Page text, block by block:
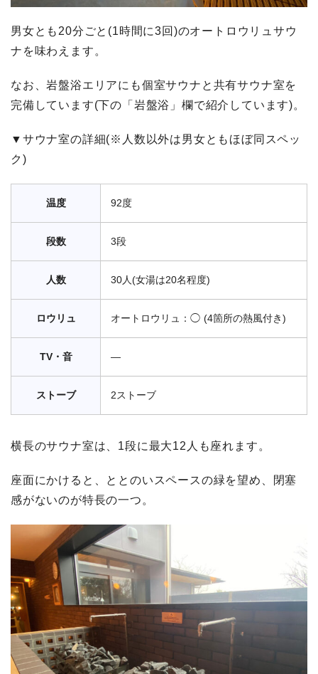
男女とも20分ごと(1時間に3回)のオートロウリュサウ
ナを味わえます。
なお、岩盤浴エリアにも個室サウナと共有サウナ室を
完備しています(下の「岩盤浴」欄で紹介しています)。
▼サウナ室の詳細(※人数以外は男女ともほぼ同スペッ
ク)
温度 92度
段数 3段
人数 30人(女湯は20名程度)
ロウリュ オートロウリュ：◯ (4箇所の熱風付き)
TV・音 ―
ストーブ 2ストーブ
横長のサウナ室は、1段に最大12人も座れます。
座面にかけると、ととのいスペースの緑を望め、閉塞
感がないのが特長の一つ。